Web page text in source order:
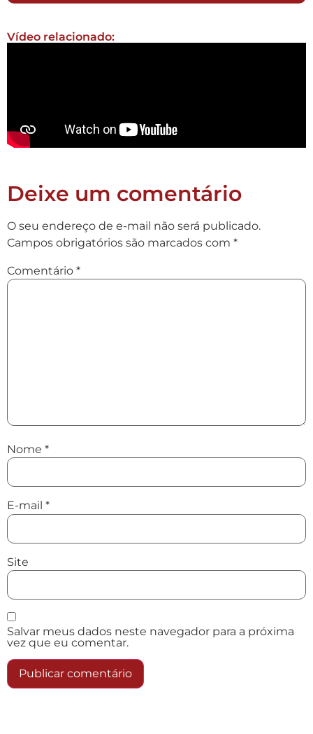
Vídeo relacionado:
Deixe um comentário
O seu endereço de e-mail não será publicado.
Campos obrigatórios são marcados com *
Comentário *
Nome *
E-mail *
Site
Salvar meus dados neste navegador para a próxima
vez que eu comentar.